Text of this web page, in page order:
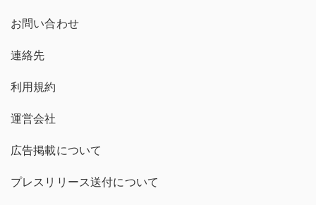
お問い合わせ
連絡先
利用規約
運営会社
広告掲載について
プレスリリース送付について